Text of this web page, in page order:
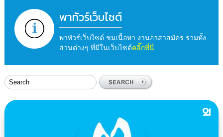
พาทัวร์เว็บไซต์
พาทัวร์เว็บไซต์ ชมเนื้อหา งานอาสาสมัคร รวมทั้ง
ส่วนต่างๆ ที่มีในเว็บไซต์คลิ๊กที่นี่